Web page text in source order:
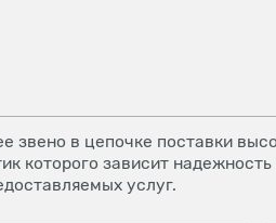
в цепочке поставки
которого зависит
услуг.